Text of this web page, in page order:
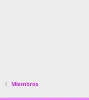
Miembros